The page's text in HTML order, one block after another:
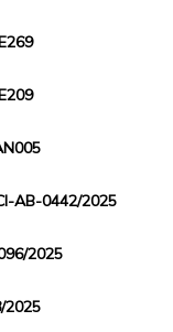
AB-0442/2025
2025
2025